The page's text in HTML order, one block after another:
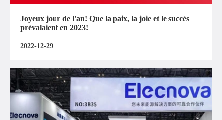
Joyeux jour de l'an! Que la paix, la joie et le succès
prévalaient en 2023!
2022-12-29